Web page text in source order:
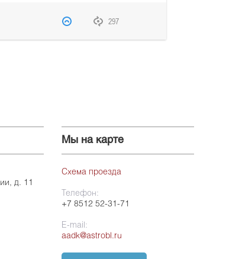
297
д. 11
Мы на карте
Схема проезда
Телефон:
+7 8512 52-31-71
E-mail:
aadk@astrobl.ru